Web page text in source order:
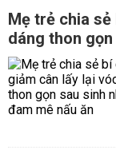
Mẹ trẻ chia
dáng thon